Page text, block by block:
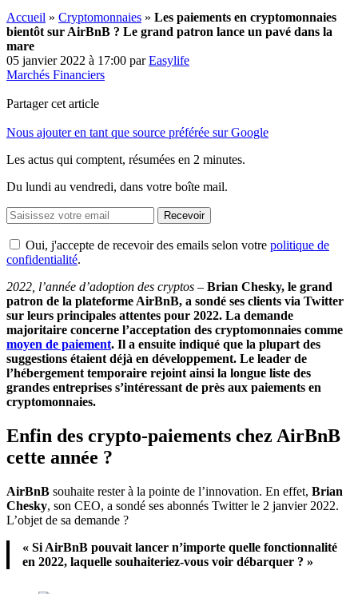
Accueil » Cryptomonnaies » Les paiements en cryptomonnaies
bientôt sur AirBnB ? Le grand patron lance un pavé dans la
mare
05 janvier 2022 à 17:00 parEasylife
Marchés Financiers
Partager cet article
Nous ajouter en tant que source préférée sur Google
Les actus qui comptent, résumées en 2 minutes.
Du lundi au vendredi, dans votre boîte mail.
Recevoir
Oui, j'accepte de recevoir des emails selon votre politique de
confidentialité.
2022, l’année d’adoption des cryptos – Brian Chesky, le grand
patron de la plateforme AirBnB, a sondé ses clients via Twitter
sur leurs principales attentes pour 2022. La demande
majoritaire concerne l’acceptation des cryptomonnaies comme
moyen de paiement. Il a ensuite indiqué que la plupart des
suggestions étaient déjà en développement. Le leader de
l’hébergement temporaire rejoint ainsi la longue liste des
grandes entreprises s’intéressant de près aux paiements en
cryptomonnaies.
Enfin des crypto-paiements chez AirBnB
cette année ?
AirBnB souhaite rester à la pointe de l’innovation. En effet, Brian
Chesky, son CEO, a sondé ses abonnés Twitter le 2 janvier 2022.
L’objet de sa demande ?
« Si AirBnB pouvait lancer n’importe quelle fonctionnalité
en 2022, laquelle souhaiteriez-vous voir débarquer ? »